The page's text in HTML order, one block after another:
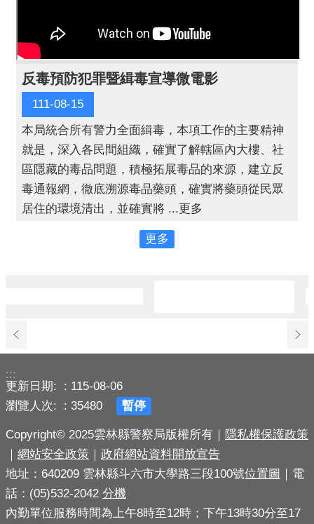
反毒預防犯罪暨緝毒宣導微電影
111-08-15
本局統合所有警力全面緝毒，本項工作的主要精神
就是，深入各民間組織，確實了解轄區內大樓、社
區隱藏的毒品問題，積極拓展毒品的來源，建立反
毒通報網，徹底溯源毒品藥頭，確實將藥頭從民眾
居住的環境清出，並確實將 ...更多
更多
暫停
:::
更新日期:
115-08-06
瀏覽人次:
35480
Copyright© 2025雲林縣警察局版權所有｜
隱私權保護政策
網站安全政策
政府網站資料開放宣告
地址：640209 雲林縣斗六市大學路三段100號位置圖
｜電
話：(05)532-2042 分機
內勤單位服務時間為上午8時至12時；下午13時30分至17